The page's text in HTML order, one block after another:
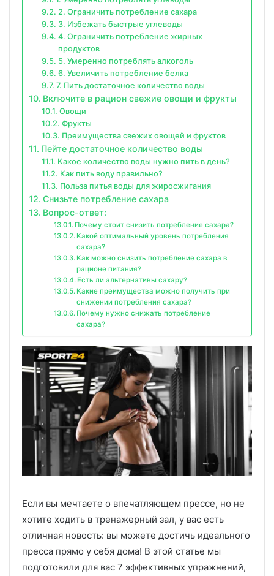
2. Ограничить потребление сахара
3. Избежать быстрые углеводы
4. Ограничить потребление жирных
продуктов
5. Умеренно потреблять алкоголь
6. Увеличить потребление белка
7. Пить достаточное количество воды
Включите в рацион свежие овощи и фрукты
Овощи
Фрукты
Преимущества свежих овощей и фруктов
Пейте достаточное количество воды
Какое количество воды нужно пить в день?
Как пить воду правильно?
Польза питья воды для жиросжигания
Снизьте потребление сахара
Вопрос-ответ:
Почему стоит снизить потребление сахара?
Какой оптимальный уровень потребления
сахара?
Как можно снизить потребление сахара в
рационе питания?
Есть ли альтернативы сахару?
Какие преимущества можно получить при
снижении потребления сахара?
Почему нужно снижать потребление
сахара?
Если вы мечтаете о впечатляющем прессе, но не
хотите ходить в тренажерный зал, у вас есть
отличная новость: вы можете достичь идеального
пресса прямо у себя дома! В этой статье мы
подготовили для вас 7 эффективных упражнений,